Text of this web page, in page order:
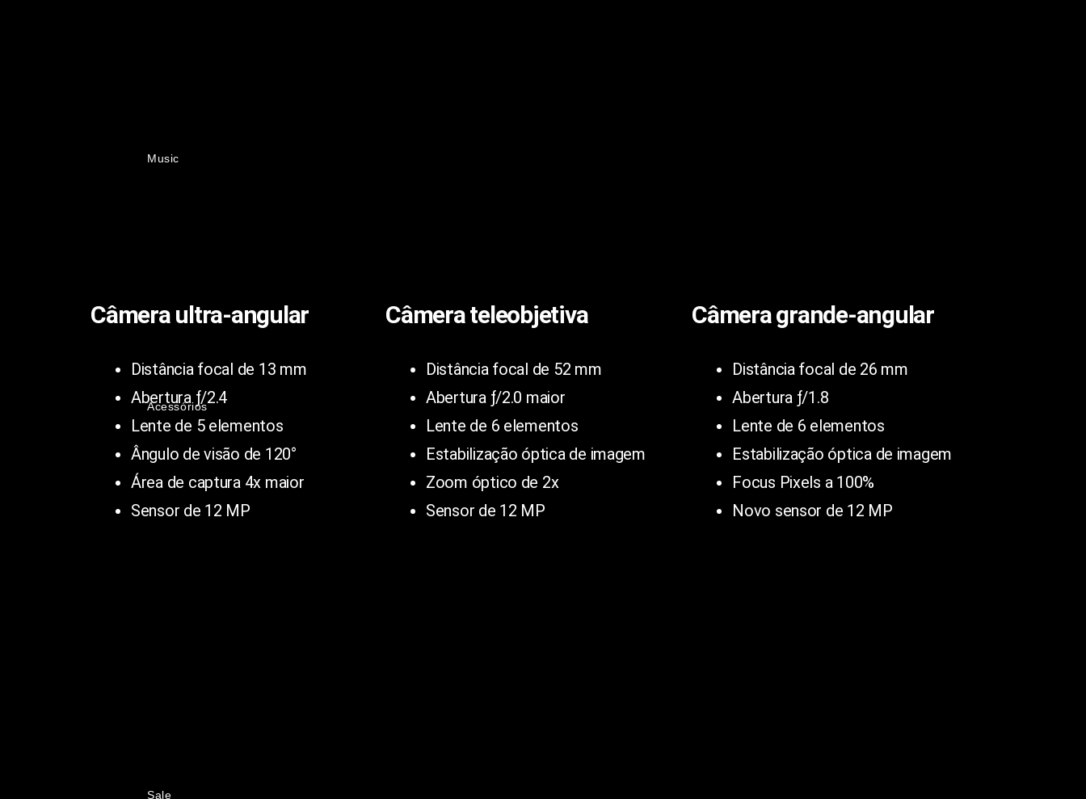
Music
Acessórios
Sale
Câmera ultra‑angular
Distância focal de 13 mm
Abertura ƒ/2.4
Lente de 5 elementos
Ângulo de visão de 120°
Área de captura 4x maior
Sensor de 12 MP
Câmera teleobjetiva
Distância focal de 52 mm
Abertura ƒ/2.0 maior
Lente de 6 elementos
Estabilização óptica de imagem
Zoom óptico de 2x
Sensor de 12 MP
Câmera grande‑angular
Distância focal de 26 mm
Abertura ƒ/1.8
Lente de 6 elementos
Estabilização óptica de imagem
Focus Pixels a 100%
Novo sensor de 12 MP